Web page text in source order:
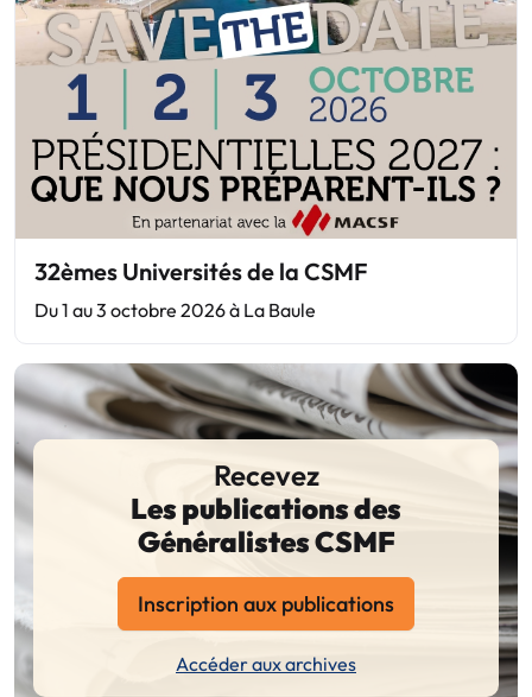
32èmes Universités de la CSMF
Du 1 au 3 octobre 2026 à La Baule
Recevez
Les publications des
Généralistes CSMF
Inscription aux publications
Accéder aux archives